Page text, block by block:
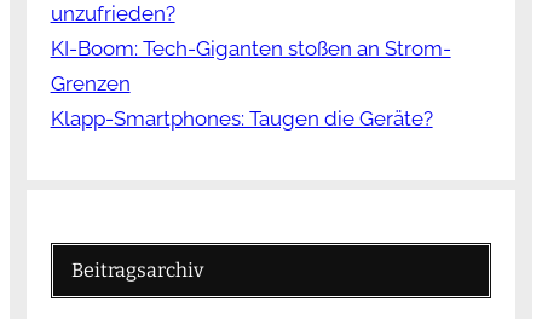
unzufrieden?
KI-Boom: Tech-Giganten stoßen an Strom-
Grenzen
Klapp-Smartphones: Taugen die Geräte?
Beitragsarchiv